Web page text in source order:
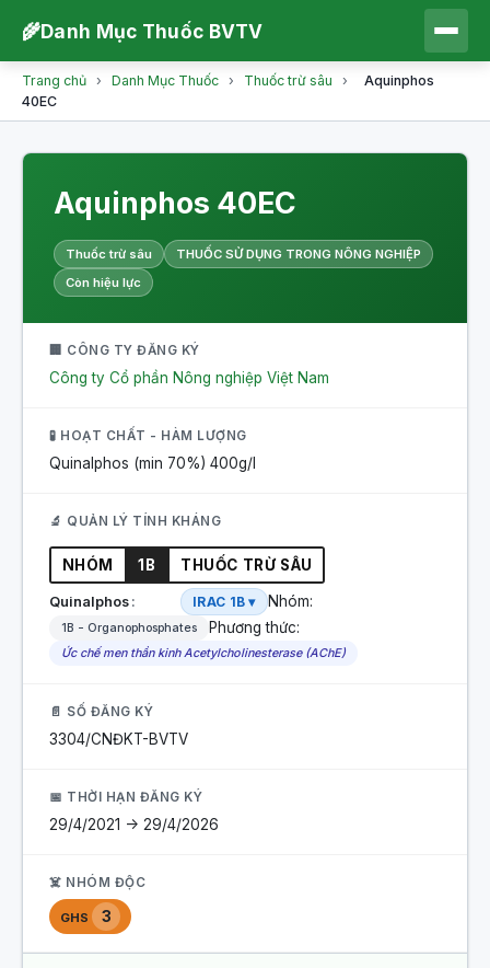
🌾Danh Mục Thuốc BVTV
Trang chủ › Danh Mục Thuốc › Thuốc trừ sâu ›
Aquinphos
40EC
Aquinphos 40EC
Thuốc trừ sâu
THUỐC SỬ DỤNG TRONG NÔNG NGHIỆP
Còn hiệu lực
🏢 CÔNG TY ĐĂNG KÝ
Công ty Cổ phần Nông nghiệp Việt Nam
🧪 HOẠT CHẤT - HÀM LƯỢNG
Quinalphos (min 70%) 400g/l
🔬 QUẢN LÝ TÍNH KHÁNG
NHÓM 1B THUỐC TRỪ SÂU
Quinalphos IRAC 1B ▾ Nhóm:
1B - Organophosphates Phương thức:
Ức chế men thần kinh Acetylcholinesterase (AChE)
📄 SỐ ĐĂNG KÝ
3304/CNĐKT-BVTV
📅 THỜI HẠN ĐĂNG KÝ
29/4/2021 -> 29/4/2026
☠️ NHÓM ĐỘC
GHS 3